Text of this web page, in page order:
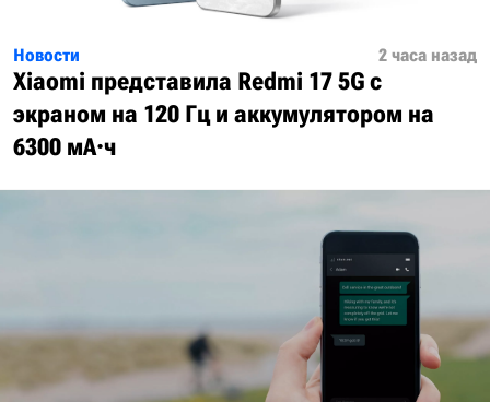
Новости 2 часа назад
Xiaomi представила Redmi 17 5G с
экраном на 120 Гц и аккумулятором на
6300 мА·ч